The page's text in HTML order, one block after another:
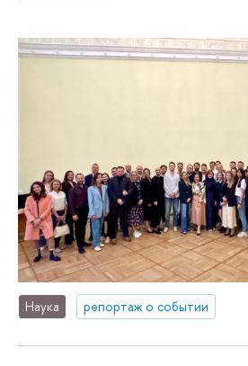
Наука репортаж о событии